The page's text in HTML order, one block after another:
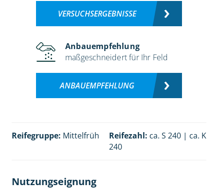
VERSUCHSERGEBNISSE
Anbauempfehlung
maßgeschneidert für Ihr Feld
ANBAUEMPFEHLUNG
Reifegruppe: Mittelfrüh Reifezahl: ca. S 240 | ca. K
240
Nutzungseignung